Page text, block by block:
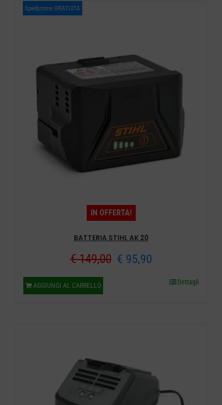
Spedizione GRATUITA
IN OFFERTA!
BATTERIA STIHL AK 20
€149,00 Il
€ 95,90Il
prezzo
AGGIUNGI AL CARRELLO Dettagli